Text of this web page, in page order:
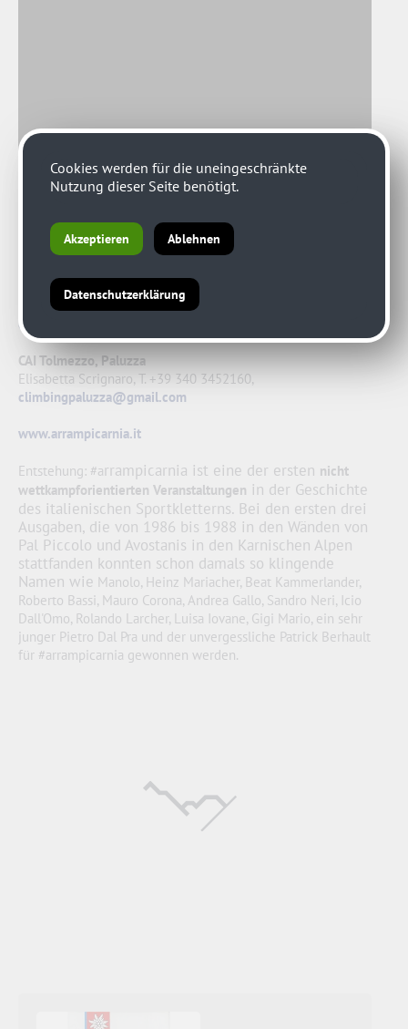
ÖAV Obergailtal-Lesachtal
Alpinreferent Toni Leitinger, T. +43 664 1910530,
confini.cc
CAI Tolmezzo, Paluzza
Elisabetta Scrignaro, T. +39 340 3452160,
climbingpaluzza@gmail.com
www.arrampicarnia.it
Entstehung: #arrampicarnia ist eine der ersten nicht
wettkampforientierten Veranstaltungen in der Geschichte
des italienischen Sportkletterns. Bei den ersten drei
Ausgaben, die von 1986 bis 1988 in den Wänden von
Pal Piccolo und Avostanis in den Karnischen Alpen
stattfanden konnten schon damals so klingende
Namen wie Manolo, Heinz Mariacher, Beat Kammerlander,
Roberto Bassi, Mauro Corona, Andrea Gallo, Sandro Neri, Icio
Dall'Omo, Rolando Larcher, Luisa Iovane, Gigi Mario, ein sehr
junger Pietro Dal Pra und der unvergessliche Patrick Berhault
für #arrampicarnia gewonnen werden.
Cookies werden für die uneingeschränkte
Nutzung dieser Seite benötigt.
Akzeptieren Ablehnen
Datenschutzerklärung